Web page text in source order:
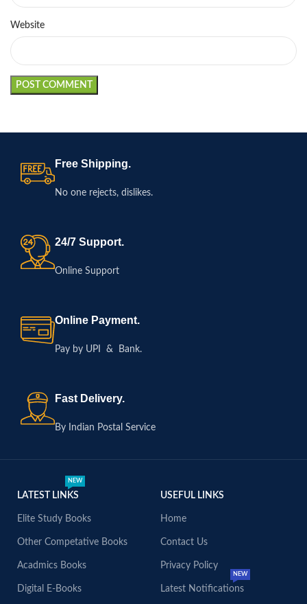
Website
Free Shipping.
No one rejects, dislikes.
24/7 Support.
Online Support
Online Payment.
Pay by UPI & Bank.
Fast Delivery.
By Indian Postal Service
LATEST LINKS
NEW
Elite Study Books
Other Competative Books
Acadmics Books
Digital E-Books
USEFUL LINKS
Home
Contact Us
Privacy Policy
Latest Notifications
NEW